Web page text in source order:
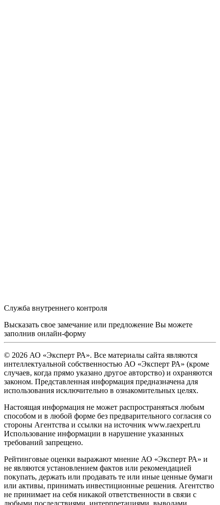
Служба внутреннего контроля
Высказать свое замечание или предложение Вы можете
заполнив онлайн-форму
© 2026 АО «Эксперт РА». Все материалы сайта являются
интеллектуальной собственностью АО «Эксперт РА» (кроме
случаев, когда прямо указано другое авторство) и охраняются
законом. Представленная информация предназначена для
использования исключительно в ознакомительных целях.
Настоящая информация не может распространяться любым
способом и в любой форме без предварительного согласия со
стороны Агентства и ссылки на источник www.raexpert.ru
Использование информации в нарушение указанных
требований запрещено.
Рейтинговые оценки выражают мнение АО «Эксперт РА» и
не являются установлением фактов или рекомендацией
покупать, держать или продавать те или иные ценные бумаги
или активы, принимать инвестиционные решения. Агентство
не принимает на себя никакой ответственности в связи с
любыми последствиями, интерпретациями, выводами,